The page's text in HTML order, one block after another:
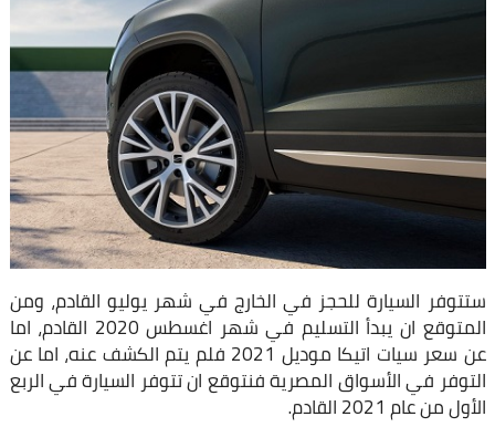
ستتوفر السيارة للحجز في الخارج في شهر يوليو القادم، ومن
المتوقع ان يبدأ التسليم في شهر اغسطس 2020 القادم، اما
عن سعر سيات اتيكا موديل 2021 فلم يتم الكشف عنه، اما عن
التوفر في الأسواق المصرية فنتوقع ان تتوفر السيارة في الربع
الأول من عام 2021 القادم.